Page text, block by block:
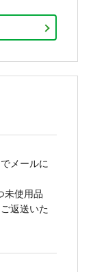
メールに
未使用品
返送いた